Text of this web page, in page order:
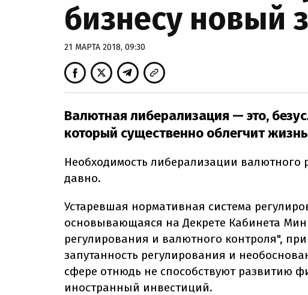
бизнесу новый
21 МАРТА 2018, 09:30
Валютная либерализация — это,
который существенно облегчит
Необходимость либерализации валютного
давно.
Устаревшая нормативная система
основывающаяся на Декрете Кабинета
регулирования и валютного контроля",
запутанность регулирования и
сфере отнюдь не способствуют развитию
иностранный инвестиций.